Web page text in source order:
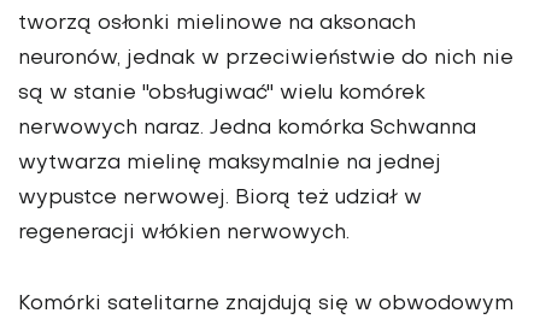
tworzą osłonki mielinowe na aksonach
neuronów, jednak w przeciwieństwie do nich nie
są w stanie "obsługiwać" wielu komórek
nerwowych naraz. Jedna komórka Schwanna
wytwarza mielinę maksymalnie na jednej
wypustce nerwowej. Biorą też udział w
regeneracji włókien nerwowych.
Komórki satelitarne znajdują się w obwodowym